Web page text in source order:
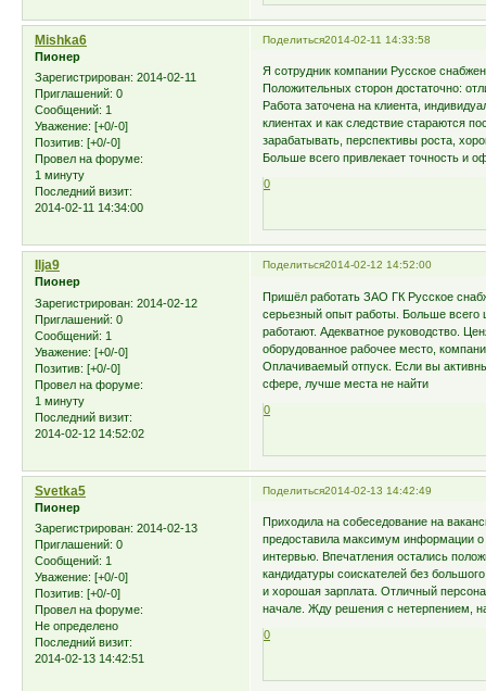
Поделиться2014-02-11 14:33:58
Mishka6
Пионер
Зарегистрирован: 2014-02-11
Приглашений: 0
Сообщений: 1
Уважение: [+0/-0]
Позитив: [+0/-0]
Провел на форуме:
1 минуту
Последний визит:
2014-02-11 14:34:00
Я сотрудник компании Русское
Положительных сторон достаточно:
Работа заточена на клиента,
клиентах и как следствие стараются
зарабатывать, перспективы роста,
Больше всего привлекает точность и
0
Поделиться2014-02-12 14:52:00
Ilja9
Пионер
Зарегистрирован: 2014-02-12
Приглашений: 0
Сообщений: 1
Уважение: [+0/-0]
Позитив: [+0/-0]
Провел на форуме:
1 минуту
Последний визит:
2014-02-12 14:52:02
Пришёл работать ЗАО ГК Русское
серьезный опыт работы. Больше всего
работают. Адекватное руководство.
оборудованное рабочее место,
Оплачиваемый отпуск. Если вы
сфере, лучше места не найти
0
Поделиться2014-02-13 14:42:49
Svetka5
Пионер
Зарегистрирован: 2014-02-13
Приглашений: 0
Сообщений: 1
Уважение: [+0/-0]
Позитив: [+0/-0]
Провел на форуме:
Не определено
Последний визит:
2014-02-13 14:42:51
Приходила на собеседование на
предоставила максимум информации о
интервью. Впечатления остались
кандидатуры соискателей без
и хорошая зарплата. Отличный
начале. Жду решения с нетерпением,
0